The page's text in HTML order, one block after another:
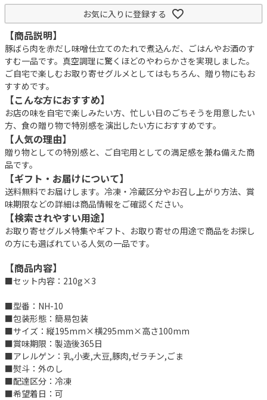
お気に入りに登録する
【商品説明】
豚ばら肉を赤だし味噌仕立てのたれで煮込んだ、ごはんやお酒のす
すむ一品です。真空調理に驚くほどのやわらかさを実現しました。
ご自宅で楽しむお取り寄せグルメとしてはもちろん、贈り物にもお
すすめです。
【こんな方におすすめ】
お店の味を自宅で楽しみたい方、忙しい日のごちそうを用意したい
方、食の贈り物で特別感を演出したい方におすすめです。
【人気の理由】
贈り物としての特別感と、ご自宅用としての満足感を兼ね備えた商
品です。
【ギフト・お届けについて】
送料無料でお届けします。冷凍・冷蔵区分やお召し上がり方法、賞
味期限などの詳細は商品情報をご確認ください。
【検索されやすい用途】
お取り寄せグルメ特集やギフト、お取り寄せの用途で商品をお探し
の方にも選ばれている人気の一品です。
【商品内容】
■セット内容：210g×3
■型番：NH-10
■包装形態：簡易包装
■サイズ：縦195mm×横295mm×高さ100mm
■賞味期限：製造後365日
■アレルゲン：乳,小麦,大豆,豚肉,ゼラチン,ごま
■熨斗：外のし
■配達区分：冷凍
■希望着日：可